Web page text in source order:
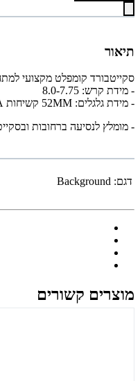
תיאור
סקייטבורד קומפלט מקצועי
- מידת קרש: 8.0-7.75
- מידת גלגלים: 52MM קשיחות 102A
- מומלץ לנסיעה ברחובות
דגם: Background
מוצרים קשורים